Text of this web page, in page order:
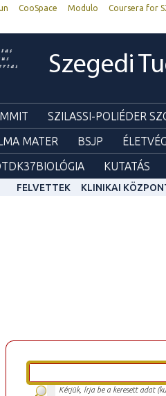
CooSpace Modulo Coursera for
Szegedi
SZILASSI-POLIÉDER
MATER BSJP
KUTATÁS
FELVETTEK KLINIKAI
Kérjük, írja be a keresett adat